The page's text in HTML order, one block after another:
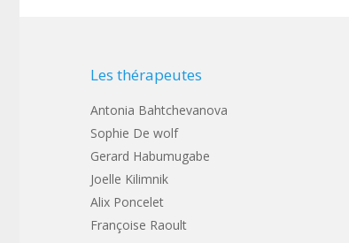
Les thérapeutes
Antonia Bahtchevanova
Sophie De wolf
Gerard Habumugabe
Joelle Kilimnik
Alix Poncelet
Françoise Raoult